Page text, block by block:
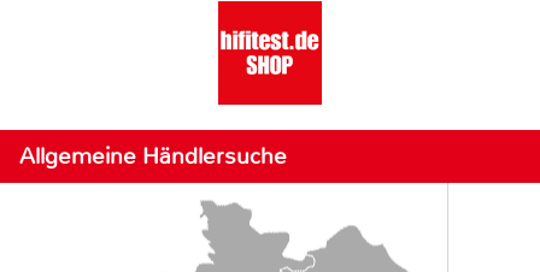
Allgemeine Händlersuche